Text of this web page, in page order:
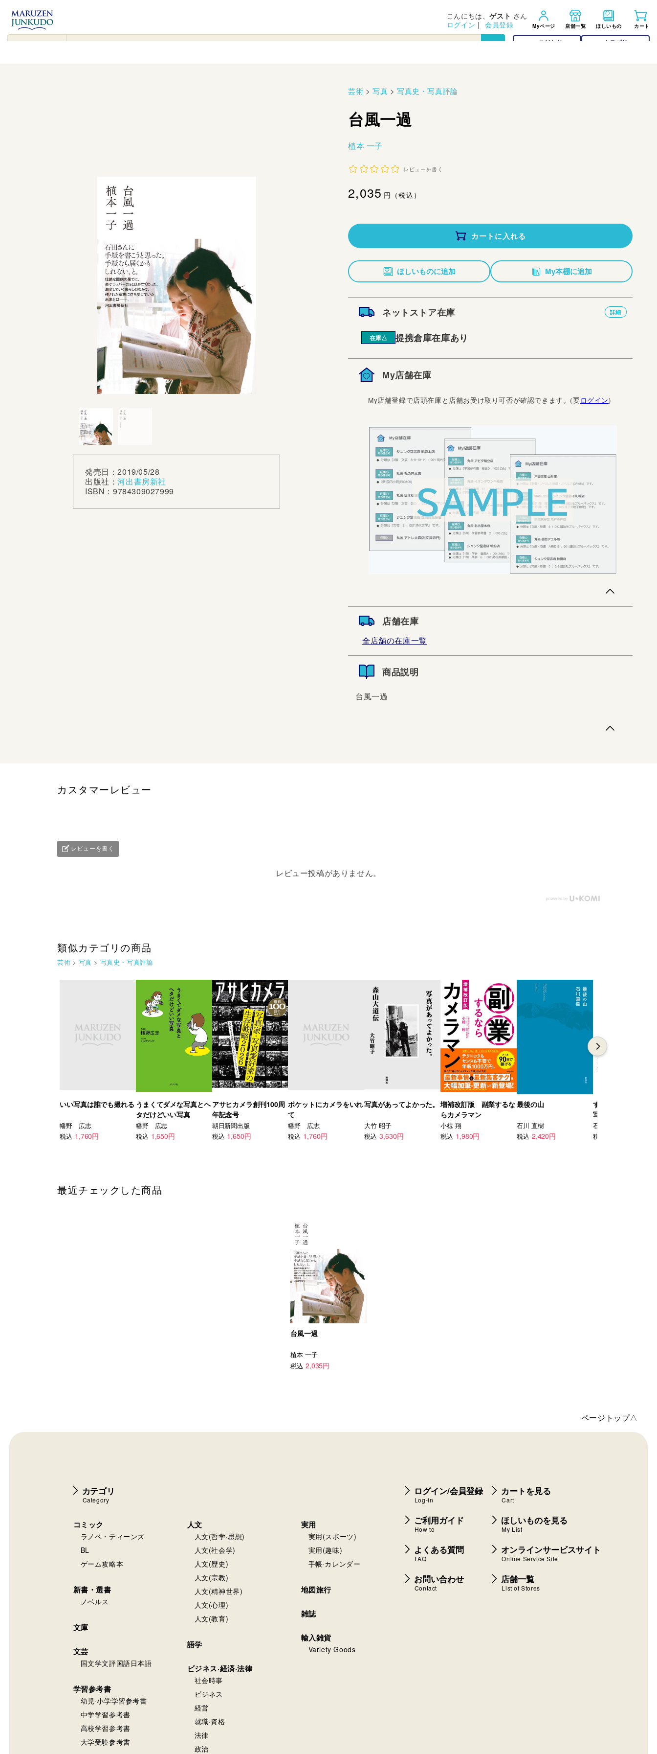
コンテンツ
に進む
▾ こだわり カテゴリー
こんにちは、ゲスト さん
ログイン | 会員登録 Myページ 店舗一覧 ほしいもの カート
発売日：2019/05/28
出版社：河出書房新社
ISBN：9784309027999
芸術 >写真 >写真史・写真評論
台風一過
植本 一子
レビューを書く
通
価
格
2,035円（税込）
カートに入れる
ほしいものに追加 My本棚に追加
ネットストア在庫 詳細
在庫△ 提携倉庫在庫あり
My店舗在庫
My店舗登録で店頭在庫と店舗お受け取り可否が確認できます。(要ログイン)
店舗在庫
全店舗の在庫一覧
商品説明
台風一過
カスタマーレビュー
レビューを書く
レビュー投稿がありません。
類似カテゴリの商品
芸術 > 写真 > 写真史・写真評論
いい写真は誰でも撮れる
幡野 広志
税込 1,760円
うまくてダメな写真とヘ
タだけどいい写真
幡野 広志
税込 1,650円
アサヒカメラ創刊100周
年記念号
朝日新聞出版
税込 1,650円
ポケットにカメラをいれ
て
幡野 広志
税込 1,760円
写真があってよかった。
大竹 昭子
税込 3,630円
増補改訂版 副業するな
らカメラマン
小椋 翔
税込 1,980円
最後の山
石川 直樹
税込 2,420円
すべては距離感で
写真が教えてくれた
の秘密
石井朋彦
税込
最近チェックした商品
台風一過
植本 一子
税込 2,035円
ページトップ△
カテゴリ
Category
コミック
ラノベ・ティーンズ
BL
ゲーム攻略本
新書・選書
ノベルス
文庫
文芸
国文学文評国語日本語
学習参考書
幼児·小学学習参考書
中学学習参考書
高校学習参考書
大学受験参考書
人文
人文(哲学·思想)
人文(社会学)
人文(歴史)
人文(宗教)
人文(精神世界)
人文(心理)
人文(教育)
語学
ビジネス·経済·法律
社会時事
ビジネス
経営
就職·資格
法律
政治
実用
実用(スポーツ)
実用(趣味)
手帳·カレンダー
地図旅行
雑誌
輸入雑貨
Variety Goods
ログイン/会員登録
Log-in
カートを見る
Cart
ご利用ガイド
How to
ほしいものを見る
My List
よくある質問
FAQ
オンラインサービスサイト
Online Service Site
お問い合わせ
Contact
店舗一覧
List of Stores